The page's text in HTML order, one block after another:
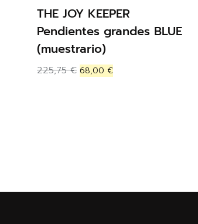
THE JOY KEEPER
Pendientes grandes BLUE
(muestrario)
225,75€ 68,00 €